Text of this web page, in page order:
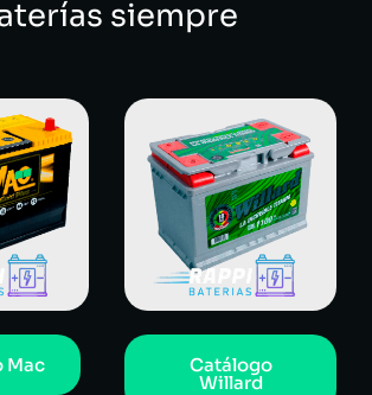
siempre
Mac Catálogo
Willard